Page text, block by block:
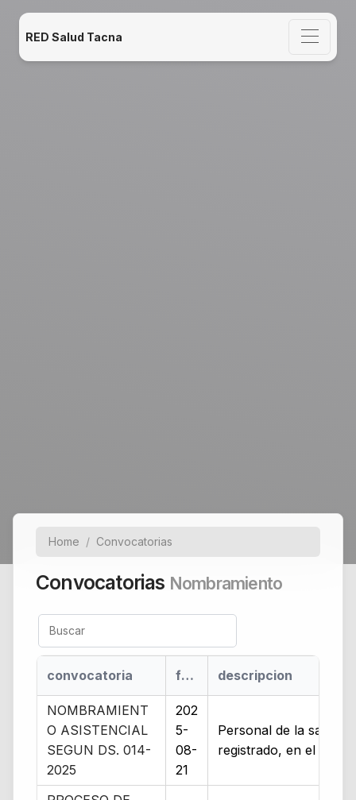
RED Salud Tacna
Home Convocatorias
Convocatorias Nombramiento
convocatoria fecha de publicación descripcion
NOMBRAMIENT
O ASISTENCIAL
SEGUN DS. 014-
2025
202
5-
08-
21
Personal de la salud,
registrado, en el